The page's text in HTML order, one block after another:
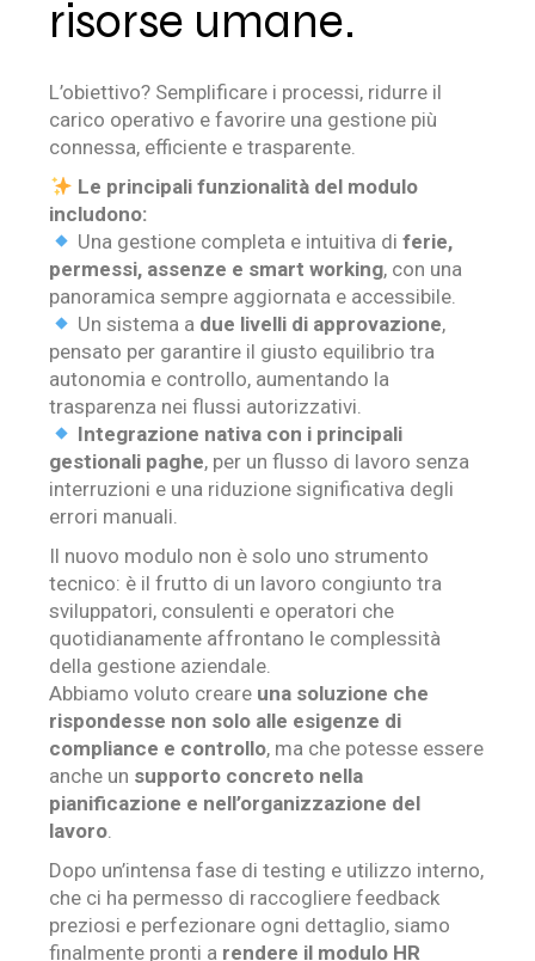
risorse umane.
L’obiettivo? Semplificare i processi, ridurre il
carico operativo e favorire una gestione più
connessa, efficiente e trasparente.
Le principali funzionalità del modulo
includono:
Una gestione completa e intuitiva di ferie,
permessi, assenze e smart working, con una
panoramica sempre aggiornata e accessibile.
Un sistema a due livelli di approvazione,
pensato per garantire il giusto equilibrio tra
autonomia e controllo, aumentando la
trasparenza nei flussi autorizzativi.
Integrazione nativa con i principali
gestionali paghe, per un flusso di lavoro senza
interruzioni e una riduzione significativa degli
errori manuali.
Il nuovo modulo non è solo uno strumento
tecnico: è il frutto di un lavoro congiunto tra
sviluppatori, consulenti e operatori che
quotidianamente affrontano le complessità
della gestione aziendale.
Abbiamo voluto creare una soluzione che
rispondesse non solo alle esigenze di
compliance e controllo, ma che potesse essere
anche un supporto concreto nella
pianificazione e nell’organizzazione del
lavoro.
Dopo un’intensa fase di testing e utilizzo interno,
che ci ha permesso di raccogliere feedback
preziosi e perfezionare ogni dettaglio, siamo
finalmente pronti a rendere il modulo HR